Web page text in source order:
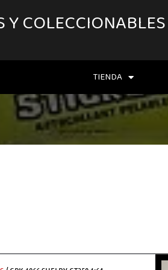
Y COLECCIONABLES
TIENDA